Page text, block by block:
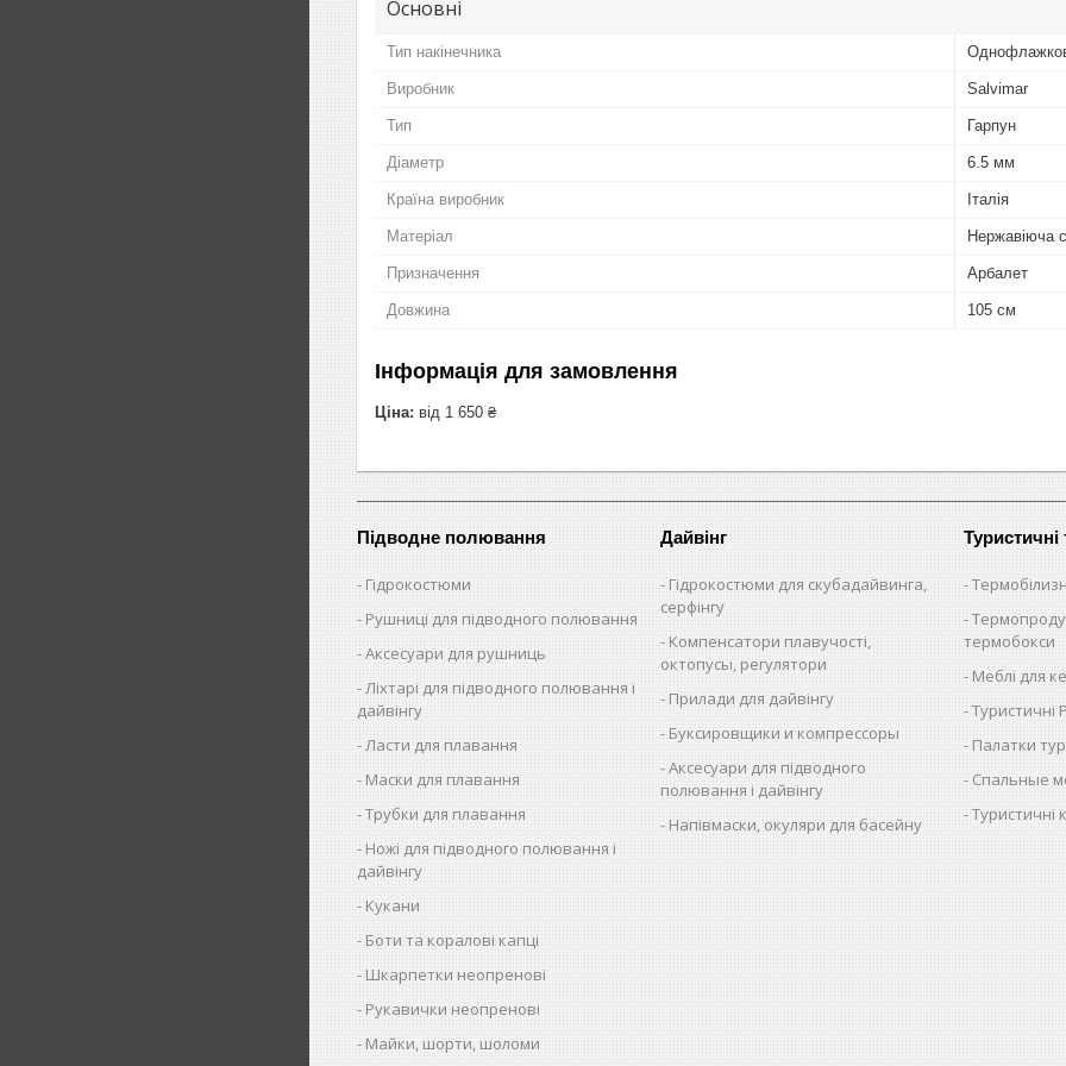
Основні
Тип накінечника
Виробник Salvimar
Тип Гарпун
Діаметр 6.5 мм
Країна виробник Італія
Матеріал Нержавіюча
Призначення Арбалет
Довжина 105 см
Інформація для замовлення
Ціна: від 1 650 ₴
Підводне полювання
Гідрокостюми
Рушниці для підводного полювання
Аксесуари для рушниць
Ліхтарі для підводного полювання і
дайвінгу
Ласти для плавання
Маски для плавання
Трубки для плавання
Ножі для підводного полювання і
дайвінгу
Кукани
Боти та коралові капці
Шкарпетки неопренові
Рукавички неопренові
Майки, шорти, шоломи
Дайвінг
Гідрокостюми для скубадайвинга,
серфінгу
Компенсатори плавучості,
октопусы, регулятори
Прилади для дайвінгу
Буксировщики и компрессоры
Аксесуари для підводного
полювання і дайвінгу
Напівмаски, окуляри для басейну
Туристичні
термобокси
Меблі для
Туристичні
Палатки
Спальные
Туристичні